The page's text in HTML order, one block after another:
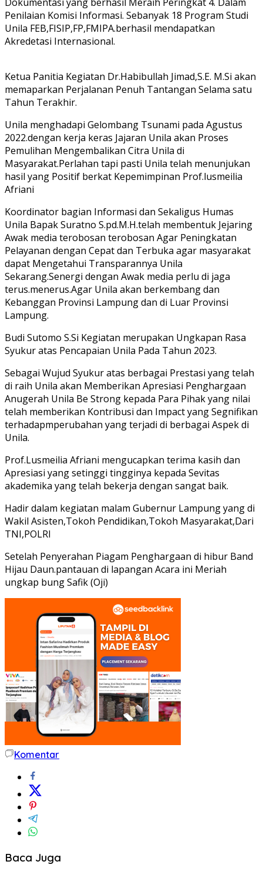
Penilaian Komisi Informasi. Sebanyak 18 Program Studi
Unila FEB,FISIP,FP,FMIPA.berhasil mendapatkan
Akredetasi Internasional.
Ketua Panitia Kegiatan Dr.Habibullah Jimad,S.E. M.Si akan
memaparkan Perjalanan Penuh Tantangan Selama satu
Tahun Terakhir.
Unila menghadapi Gelombang Tsunami pada Agustus
2022.dengan kerja keras Jajaran Unila akan Proses
Pemulihan Mengembalikan Citra Unila di
Masyarakat.Perlahan tapi pasti Unila telah menunjukan
hasil yang Positif berkat Kepemimpinan Prof.lusmeilia
Afriani
Koordinator bagian Informasi dan Sekaligus Humas
Unila Bapak Suratno S.pd.M.H.telah membentuk Jejaring
Awak media terobosan terobosan Agar Peningkatan
Pelayanan dengan Cepat dan Terbuka agar masyarakat
dapat Mengetahui Transparannya Unila
Sekarang.Senergi dengan Awak media perlu di jaga
terus.menerus.Agar Unila akan berkembang dan
Kebanggan Provinsi Lampung dan di Luar Provinsi
Lampung.
Budi Sutomo S.Si Kegiatan merupakan Ungkapan Rasa
Syukur atas Pencapaian Unila Pada Tahun 2023.
Sebagai Wujud Syukur atas berbagai Prestasi yang telah
di raih Unila akan Memberikan Apresiasi Penghargaan
Anugerah Unila Be Strong kepada Para Pihak yang nilai
telah memberikan Kontribusi dan Impact yang Segnifikan
terhadapmperubahan yang terjadi di berbagai Aspek di
Unila.
Prof.Lusmeilia Afriani mengucapkan terima kasih dan
Apresiasi yang setinggi tingginya kepada Sevitas
akademika yang telah bekerja dengan sangat baik.
Hadir dalam kegiatan malam Gubernur Lampung yang di
Wakil Asisten,Tokoh Pendidikan,Tokoh Masyarakat,Dari
TNI,POLRI
Setelah Penyerahan Piagam Penghargaan di hibur Band
Hijau Daun.pantauan di lapangan Acara ini Meriah
ungkap bung Safik (Oji)
Komentar
Baca Juga